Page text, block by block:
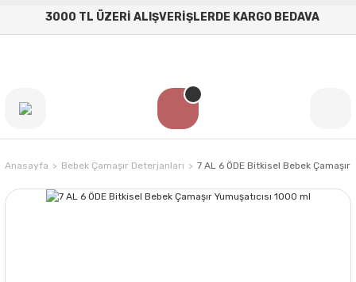
3000 TL ÜZERİ ALIŞVERİŞLERDE KARGO BEDAVA
Anasayfa Bebek Çamaşır Deterjanları 7 AL 6 ÖDE Bitkisel Bebek Çamaşır